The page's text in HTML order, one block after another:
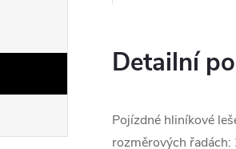
Detailní
Pojízdné hliníkové
rozměrových